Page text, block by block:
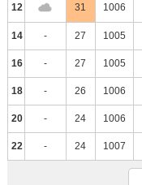
12 31 1006
14 - 27 1005
16 - 27 1005
18 - 26 1006
20 - 24 1006
22 - 24 1007